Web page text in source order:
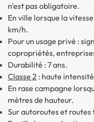
n'est pas obligatoire.
En ville lorsque la
km/h.
Pour un usage privé :
copropriétés,
Durabilité : 7 ans.
Classe 2 : haute
En rase campagne
mètres de hauteur.
Sur autoroutes et